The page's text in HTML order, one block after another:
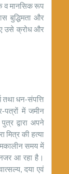
व मानसिक रूप
बुद्धिमता और
उसे क्रोध और
तथा धन-संपत्ति
में जमीन
द्वारा अपने
मित्र की हत्या
समय में
आ रहा है।
दया एवं